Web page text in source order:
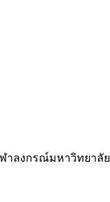
าลงกรณ์มหาวิทยาลัย